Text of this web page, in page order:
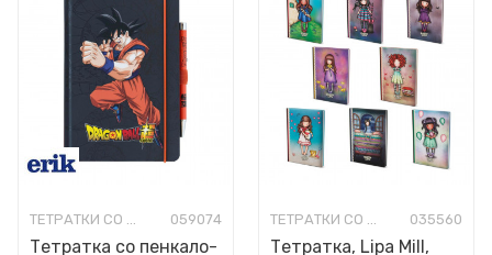
ТЕТРАТКИ СО ТВРДИ КОРИЦИ 059074
Тетратка со пенкало-
ТЕТРАТКИ СО ТВРДИ КОРИЦИ 035560
Тетратка, Lipa Mill,